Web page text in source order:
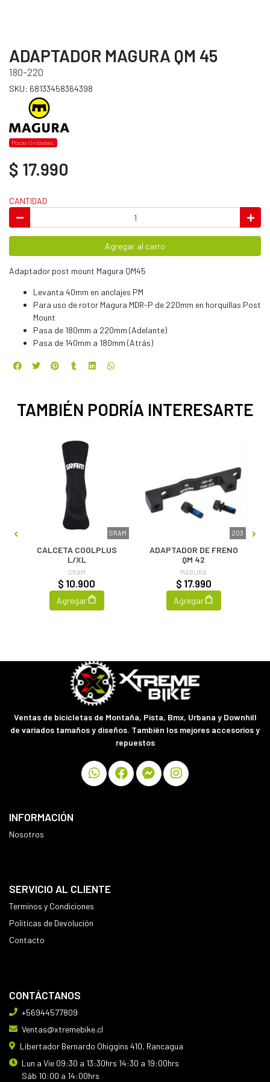
ADAPTADOR MAGURA QM 45
180-220
SKU: 68133458364398
Pocas Unidades.
$ 17.990
CANTIDAD
Agregar al carro
Adaptador post mount Magura QM45
Levanta 40mm en anclajes PM
Para uso de rotor Magura MDR-P de 220mm en horquillas Post
Mount
Pasa de 180mm a 220mm (Adelante)
Pasa de 140mm a 180mm (Atrás)
TAMBIÉN PODRÍA INTERESARTE
SRAM
CALCETA COOLPLUS
L/XL
SRAM
$ 10.900
Agregar
203
ADAPTADOR DE FRENO
QM 42
MAGURA
$ 17.990
Agregar
Ventas de bicicletas de Montaña, Pista, Bmx, Urbana y Downhill
de variados tamaños y diseños. También los mejores accesorios y
repuestos
INFORMACIÓN
Nosotros
SERVICIO AL CLIENTE
Terminos y Condiciones
Políticas de Devolución
Contacto
CONTÁCTANOS
+56944577809
Ventas@xtremebike.cl
Libertador Bernardo Ohiggins 410, Rancagua
Lun a Vie 09:30 a 13:30hrs 14:30 a 19:00hrs
Sáb 10:00 a 14:00hrs